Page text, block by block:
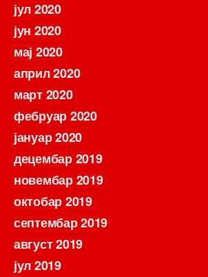
јул 2020
јун 2020
мај 2020
април 2020
март 2020
фебруар 2020
јануар 2020
децембар 2019
новембар 2019
октобар 2019
септембар 2019
август 2019
јул 2019